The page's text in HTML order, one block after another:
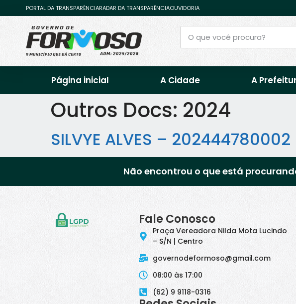
PORTAL DA TRANSPARÊNCIARADAR DA TRANSPARÊNCIAOUVIDORIA
Página inicial A Cidade A
Outros Docs: 2024
SILVYE ALVES – 202444780002
Não encontrou o que está
Fale Conosco
Praça Vereadora Nilda Mota Lucindo
– S/N | Centro
governodeformoso@gmail.com
08:00 às 17:00
(62) 9 9118-0316